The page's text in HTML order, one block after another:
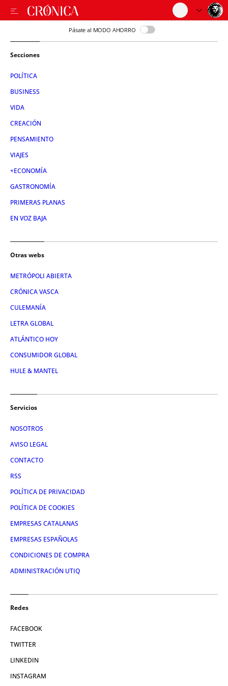
Pásate al MODO AHORRO
Secciones
POLÍTICA
BUSINESS
VIDA
CREACIÓN
PENSAMIENTO
VIAJES
+ECONOMÍA
GASTRONOMÍA
PRIMERAS PLANAS
EN VOZ BAJA
Otras webs
METRÓPOLI ABIERTA
CRÓNICA VASCA
CULEMANÍA
LETRA GLOBAL
ATLÁNTICO HOY
CONSUMIDOR GLOBAL
HULE & MANTEL
Servicios
NOSOTROS
AVISO LEGAL
CONTACTO
RSS
POLÍTICA DE PRIVACIDAD
POLÍTICA DE COOKIES
EMPRESAS CATALANAS
EMPRESAS ESPAÑOLAS
CONDICIONES DE COMPRA
ADMINISTRACIÓN UTIQ
Redes
FACEBOOK
TWITTER
LINKEDIN
INSTAGRAM